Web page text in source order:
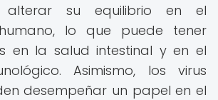
su equilibrio en el
lo que puede tener
en la salud intestinal y en el
Asimismo, los virus
desempeñar un papel en el